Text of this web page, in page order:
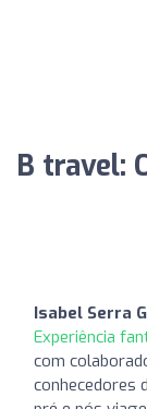
B travel:
Isabel Serra
Experiência
com
conhecedores